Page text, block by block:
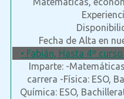
Fecha de Alta en
• Fabián, Hasta 4º
Imparte: -
carrera -Física: ESO,
Química: ESO,